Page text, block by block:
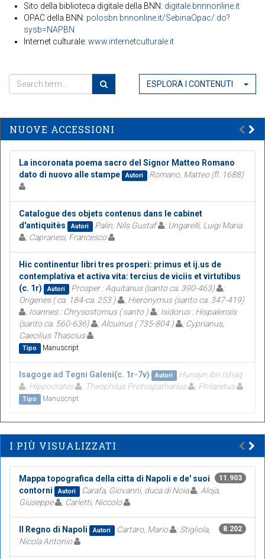
Sito della biblioteca digitale della BNN: digitale.bnnnonline.it
OPAC della BNN: polosbn.bnnonline.it/SebinaOpac/.do?
sysb=NAPBN
Internet culturale: www.internetculturale.it
ESPLORA I CONTENUTI
NUOVE ACCESSIONI
La incoronata poema sacro del Signor Matteo Romano
dato di nuovo alle stampe
Autori Romano, Matteo (fl. 1688)
Catalogue des objets contenus dans le cabinet
d'antiquitès
Autori Palin, Nils Gustaf
; Ungarelli, Luigi Maria
; Capranesi, Francesco
Hic continentur libri tres prosperi: primus et ij.us de
contemplativa et activa vita: tercius de viciis et virtutibus
(c. 1r)
Autori Prosper : Aquitanus (santo ca. 390-463)
;
Origenes ( ca. 184-ca. 253 )
; Hieronymus (santo ca. 347-419)
; Ioannes : Chrysostomus ( santo )
; Isidorus : Hispalensis
(santo ca. 560-636)
; Alcuinus ( 735-804 )
; Cyprianus,
Caecilius Thascius
Tipo Manuscript
Isagoge ad Tegni Galeni(c. 1r-7v) Autori
Hunayn ibn Ishaq
; Hippocrates
; Theophilus Protospatharius ; Philaretus
Tipo Manuscript
I PIÙ VISUALIZZATI
11.903
Mappa topografica della citta di Napoli e de' suoi
contorni
Autori Carafa, Giovanni, duca di Noia
; Aloja,
Giuseppe
; Carletti, Niccolo
8.202
Il Regno di Napoli Autori Cartaro, Mario
; Stigliola,
Nicola Antonio